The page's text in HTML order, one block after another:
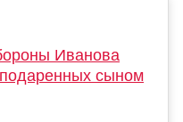
Иванова
сыном